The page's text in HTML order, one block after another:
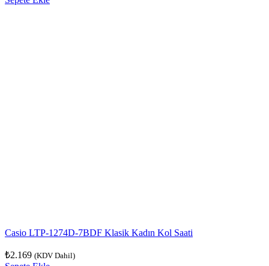
Casio LTP-1274D-7BDF Klasik Kadın Kol Saati
₺2.169 (KDV Dahil)